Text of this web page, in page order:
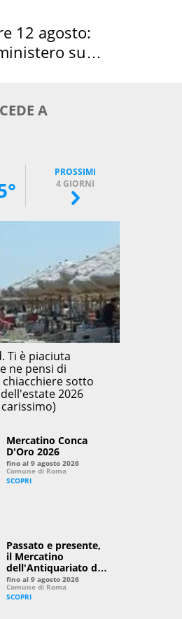
12 agosto:
su